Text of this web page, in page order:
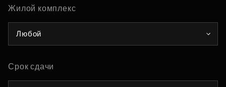
Жилой комплекс
Любой
Срок сдачи